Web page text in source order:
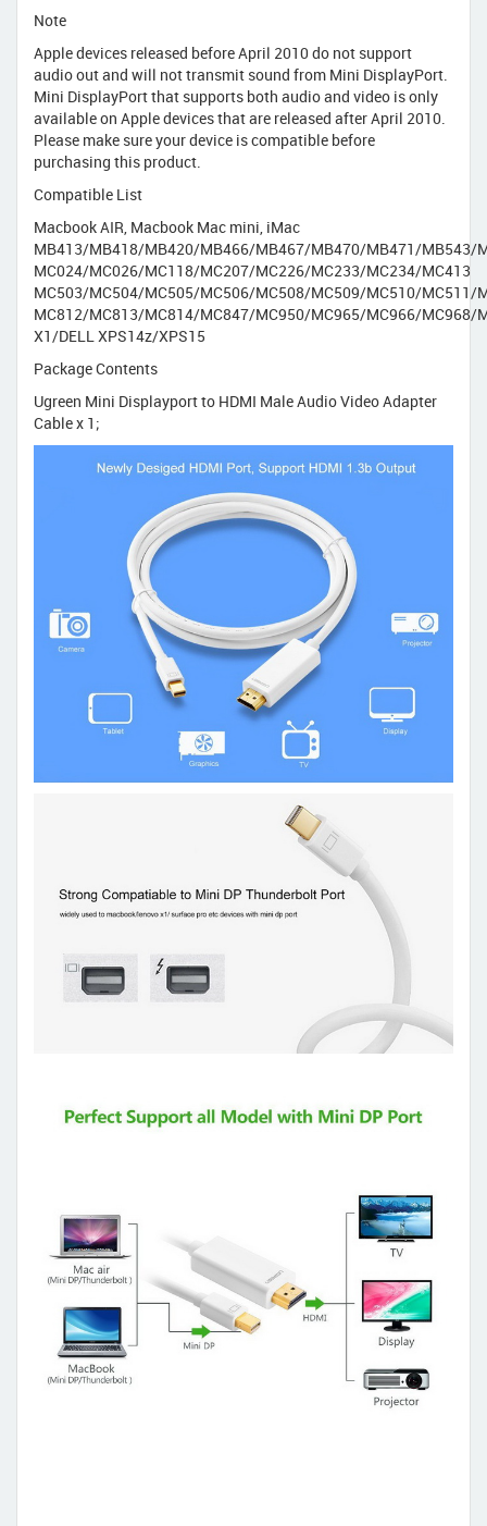
Note
Apple devices released before April 2010 do not support
audio out and will not transmit sound from Mini DisplayPort.
Mini DisplayPort that supports both audio and video is only
available on Apple devices that are released after April 2010.
Please make sure your device is compatible before
purchasing this product.
Compatible List
Macbook AIR, Macbook Mac mini, iMac
MB413/MB418/MB420/MB466/MB467/MB470/MB471/
MC024/MC026/MC118/MC207/MC226/MC233/MC234/MC413
MC503/MC504/MC505/MC506/MC508/MC509/MC510/
MC812/MC813/MC814/MC847/MC950/MC965/MC966/MC968/
X1/DELL XPS14z/XPS15
Package Contents
Ugreen Mini Displayport to HDMI Male Audio Video Adapter
Cable x 1;